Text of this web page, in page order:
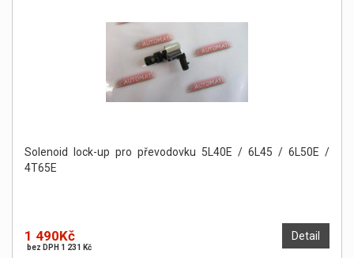
Solenoid lock-up pro převodovku 5L40E / 6L45 / 6L50E /
4T65E
Detail
1 490Kč
bez DPH 1 231 Kč